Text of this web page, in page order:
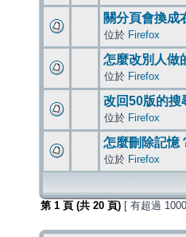
關分頁會換成
位於 Firefox
怎麼改別人做
位於 Firefox
改回50版的搜
位於 Firefox
怎麼刪除記憶
位於 Firefox
第 1 頁 (共 20 頁) [ 有超過